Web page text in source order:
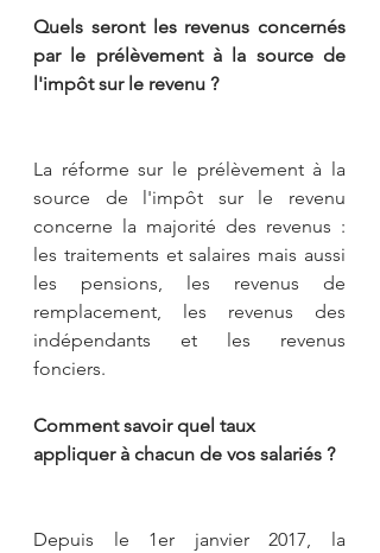
Quels seront les revenus concernés
par le prélèvement à la source de
l'impôt sur le revenu ?
La réforme sur le prélèvement à la
source de l'impôt sur le revenu
concerne la majorité des revenus :
les traitements et salaires mais aussi
les pensions, les revenus de
remplacement, les revenus des
indépendants et les revenus
fonciers.
Comment savoir quel taux
appliquer à chacun de vos salariés ?
Depuis le 1er janvier 2017, la